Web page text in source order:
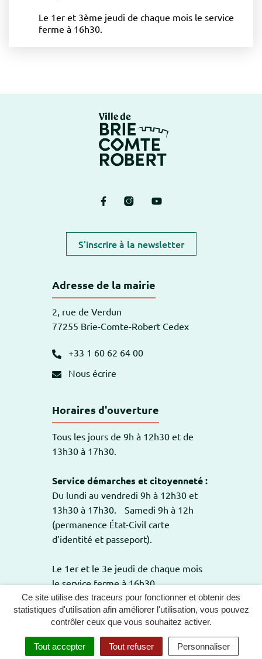
Ce site utilise des traceurs pour fonctionner et obtenir des
statistiques d'utilisation afin améliorer l'utilisation, vous pouvez
contrôler ceux que vous souhaitez activer.
Tout accepter Tout refuser Personnaliser
Le 1er et 3ème jeudi de chaque mois le service
ferme à 16h30.
Lien vers le compte Facebook
Lien vers le compte Instagram
Lien vers la chaîne
S'inscrire à la newsletter
Adresse de la mairie
2, rue de Verdun
77255 Brie-Comte-Robert Cedex
+33 1 60 62 64 00
Nous écrire
Horaires d'ouverture
Tous les jours de 9h à 12h30 et de
13h30 à 17h30.
Service démarches et citoyenneté :
Du lundi au vendredi 9h à 12h30 et
13h30 à 17h30. Samedi 9h à 12h
(permanence État-Civil carte
d’identité et passeport).
Le 1er et le 3e jeudi de chaque mois
le service ferme à 16h30.
GESTION DES COOKIES
PLAN DU SITE
MENTIONS LÉGALES